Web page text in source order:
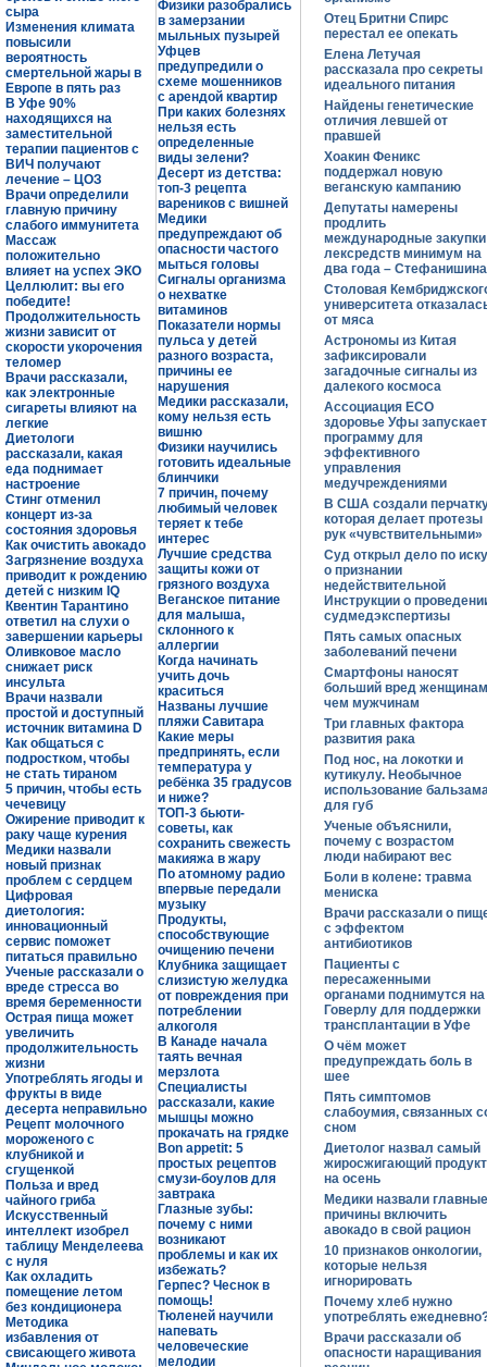
Отец Бритни Спирс
перестал ее опекать
Елена Летучая
рассказала про секреты
идеального питания
Найдены генетические
отличия левшей от
правшей
Хоакин Феникс
поддержал новую
веганскую кампанию
Депутаты намерены
продлить
международные закупки
лексредств минимум на
два года – Стефанишина
Столовая
университета
от мяса
Астрономы из Китая
зафиксировали
загадочные сигналы из
далекого космоса
Ассоциация ЕСО
здоровье Уфы запускает
программу для
эффективного
управления
медучреждениями
В США создали
которая делает протезы
рук «чувствительными»
Суд открыл дело по иску
о признании
недействительной
Инструкции о
судмедэкспертизы
Пять самых опасных
заболеваний печени
Смартфоны наносят
больший вред
чем мужчинам
Три главных фактора
развития рака
Под нос, на локотки и
кутикулу. Необычное
использование
для губ
Ученые объяснили,
почему с возрастом
люди набирают вес
Боли в колене: травма
мениска
Врачи рассказали о
с эффектом
антибиотиков
Пациенты с
пересаженными
органами поднимутся на
Говерлу для поддержки
трансплантации в Уфе
О чём может
предупреждать боль в
шее
Пять симптомов
слабоумия, связанных
сном
Диетолог назвал самый
жиросжигающий продукт
на осень
Медики назвали главные
причины включить
авокадо в свой рацион
10 признаков онкологии,
которые нельзя
игнорировать
Почему хлеб нужно
употреблять
Врачи рассказали об
опасности наращивания
сыра
Изменения климата
повысили
вероятность
смертельной жары в
Европе в пять раз
В Уфе 90%
находящихся на
заместительной
терапии пациентов с
ВИЧ получают
лечение – ЦОЗ
Врачи определили
главную причину
слабого иммунитета
Массаж
положительно
влияет на успех ЭКО
Целлюлит: вы его
победите!
Продолжительность
жизни зависит от
скорости укорочения
теломер
Врачи рассказали,
как электронные
сигареты влияют на
легкие
Диетологи
рассказали, какая
еда поднимает
настроение
Стинг отменил
концерт из-за
состояния здоровья
Как очистить авокадо
Загрязнение воздуха
приводит к рождению
детей с низким IQ
Квентин Тарантино
ответил на слухи о
завершении карьеры
Оливковое масло
снижает риск
инсульта
Врачи назвали
простой и доступный
источник витамина D
Как общаться с
подростком, чтобы
не стать тираном
5 причин, чтобы есть
чечевицу
Ожирение приводит к
раку чаще курения
Медики назвали
новый признак
проблем с сердцем
Цифровая
диетология:
инновационный
сервис поможет
питаться правильно
Ученые рассказали о
вреде стресса во
время беременности
Острая пища может
увеличить
продолжительность
жизни
Употреблять ягоды и
фрукты в виде
десерта неправильно
Рецепт молочного
мороженого с
клубникой и
сгущенкой
Польза и вред
чайного гриба
Искусственный
интеллект изобрел
таблицу Менделеева
с нуля
Как охладить
помещение летом
без кондиционера
Методика
избавления от
свисающего живота
Физики разобрались
в замерзании
мыльных пузырей
Уфцев
предупредили о
схеме мошенников
с арендой квартир
При каких болезнях
нельзя есть
определенные
виды зелени?
Десерт из детства:
топ-3 рецепта
вареников с вишней
Медики
предупреждают об
опасности частого
мыться головы
Сигналы организма
о нехватке
витаминов
Показатели нормы
пульса у детей
разного возраста,
причины ее
нарушения
Медики рассказали,
кому нельзя есть
вишню
Физики научились
готовить идеальные
блинчики
7 причин, почему
любимый человек
теряет к тебе
интерес
Лучшие средства
защиты кожи от
грязного воздуха
Веганское питание
для малыша,
склонного к
аллергии
Когда начинать
учить дочь
краситься
Названы лучшие
пляжи Савитара
Какие меры
предпринять, если
температура у
ребёнка 35 градусов
и ниже?
ТОП-3 бьюти-
советы, как
сохранить свежесть
макияжа в жару
По атомному радио
впервые передали
музыку
Продукты,
способствующие
очищению печени
Клубника защищает
слизистую желудка
от повреждения при
потреблении
алкоголя
В Канаде начала
таять вечная
мерзлота
Специалисты
рассказали, какие
мышцы можно
прокачать на грядке
Bon appetit: 5
простых рецептов
смузи-боулов для
завтрака
Глазные зубы:
почему с ними
возникают
проблемы и как их
избежать?
Герпес? Чеснок в
помощь!
Тюленей научили
напевать
человеческие
мелодии